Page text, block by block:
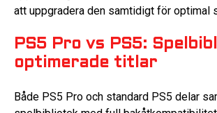
att uppgradera den samtidigt för optimal
PS5 Pro vs PS5:
optimerade titlar
Både PS5 Pro och standard PS5 delar